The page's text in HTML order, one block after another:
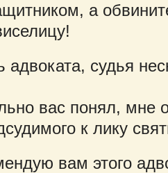
а
судья
вас понял, мне
к лику
вам этого